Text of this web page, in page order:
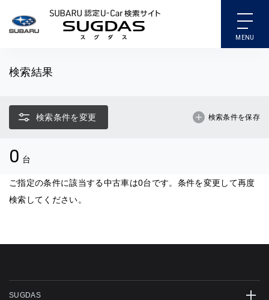
SUBARU 認定U-Car検索
検索結果
検索条件を変更 検索条件を保存
0 台
ご指定の条件に該当する中古車は0台です。条件を変更して再度
検索してください。
SUGDAS